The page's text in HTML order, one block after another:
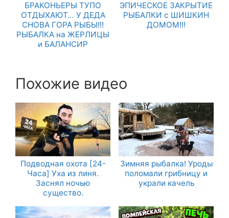
БРАКОНЬЕРЫ ТУПО
ОТДЫХАЮТ… У ДЕДА
СНОВА ГОРА РЫБЫ!!!
РЫБАЛКА на ЖЕРЛИЦЫ
и БАЛАНСИР
ЭПИЧЕСКОЕ ЗАКРЫТИЕ
РЫБАЛКИ с ШИШКИН
ДОМОМ!!!
Похожие видео
Подводная охота [24-
Часа] Уха из линя.
Заснял ночью
существо.
Зимняя рыбалка! Уроды
поломали грибницу и
украли качель